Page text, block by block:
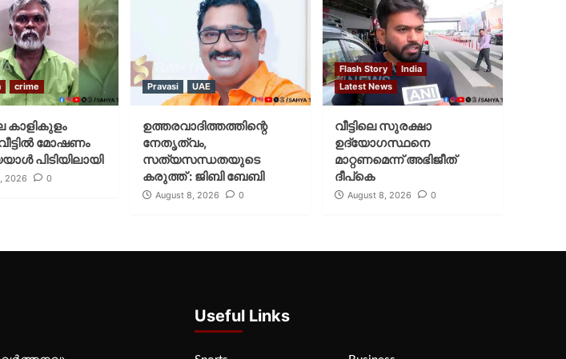
crime
കാളികുളം
മോഷണം
പിടിയിലായി
2026 0
Pravasi UAE
ഉത്തരവാദിത്തത്തിന്റെ
നേതൃത്വം,
സത്യസന്ധതയുടെ
കരുത്ത് : ജിബി ബേബി
August 8, 2026 0
Flash Story
India
Latest News
വീട്ടിലെ സുരക്ഷാ
ഉദ്യോഗസ്ഥനെ
മാറ്റണമെന്ന് അഭിജീത്
ദീപ്‌കെ
August 8, 2026 0
Useful Links